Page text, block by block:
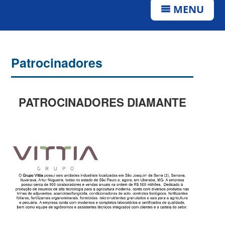
MENU
Patrocinadores
PATROCINADORES DIAMANTE